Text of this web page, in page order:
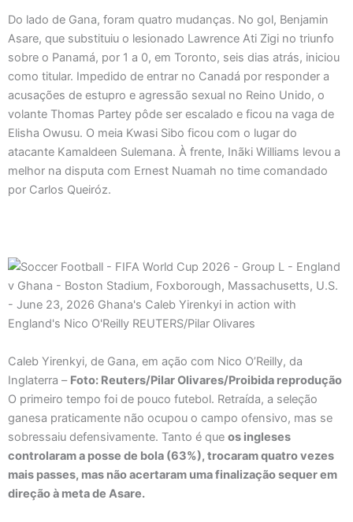
Do lado de Gana, foram quatro mudanças. No gol, Benjamin
Asare, que substituiu o lesionado Lawrence Ati Zigi no triunfo
sobre o Panamá, por 1 a 0, em Toronto, seis dias atrás, iniciou
como titular. Impedido de entrar no Canadá por responder a
acusações de estupro e agressão sexual no Reino Unido, o
volante Thomas Partey pôde ser escalado e ficou na vaga de
Elisha Owusu. O meia Kwasi Sibo ficou com o lugar do
atacante Kamaldeen Sulemana. À frente, Inãki Williams levou a
melhor na disputa com Ernest Nuamah no time comandado
por Carlos Queiróz.
Caleb Yirenkyi, de Gana, em ação com Nico O’Reilly, da
Inglaterra – Foto: Reuters/Pilar Olivares/Proibida reprodução
O primeiro tempo foi de pouco futebol. Retraída, a seleção
ganesa praticamente não ocupou o campo ofensivo, mas se
sobressaiu defensivamente. Tanto é que os ingleses
controlaram a posse de bola (63%), trocaram quatro vezes
mais passes, mas não acertaram uma finalização sequer em
direção à meta de Asare.